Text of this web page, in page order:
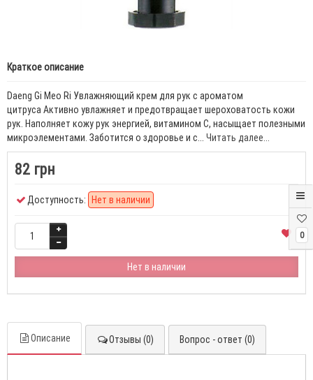
0
Краткое описание
Daeng Gi Meo Ri Увлажняющий крем для рук с ароматом
цитруса Активно увлажняет и предотвращает шероховатость кожи
рук. Наполняет кожу рук энергией, витамином C, насыщает полезными
микроэлементами. Заботится о здоровье и с... Читать далее...
82 грн
Доступность: Нет в наличии
Нет в наличии
Описание Отзывы (0) Вопрос - ответ (0)